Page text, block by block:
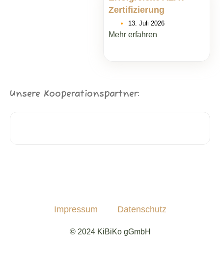
Zertifizierung
13. Juli 2026
Mehr erfahren
Unsere Kooperationspartner:
Impressum Datenschutz
© 2024 KiBiKo gGmbH